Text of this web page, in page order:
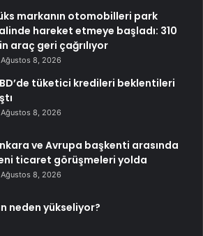
markanın otomobilleri park
hareket etmeye başladı: 310
araç geri çağrılıyor
Ağustos 8, 2026
tüketici kredileri beklentileri
Ağustos 8, 2026
ve Avrupa başkenti arasında
ticaret görüşmeleri yolda
Ağustos 8, 2026
neden yükseliyor?